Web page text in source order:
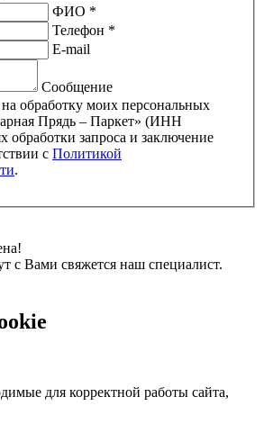
ФИО *
Телефон *
E-mail
Сообщение
обработку моих персональных
Прядь – Паркет» (ИНН
с Политикой
.
с Вами свяжется наш специалист.
для корректной работы сайта,